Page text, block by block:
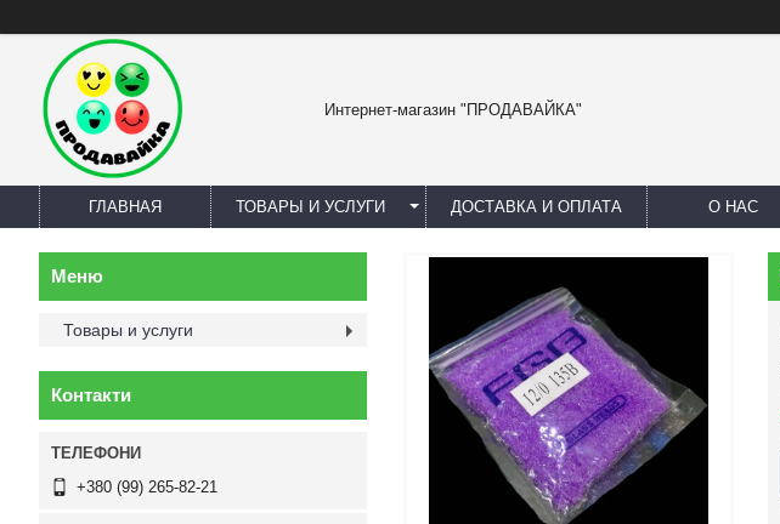
Интернет-магазин "ПРОДАВАЙКА"
ГЛАВНАЯ ТОВАРЫ И УСЛУГИ ДОСТАВКА И ОПЛАТА О НАС
Товары и услуги
Контакти
+380 (99) 265-82-21